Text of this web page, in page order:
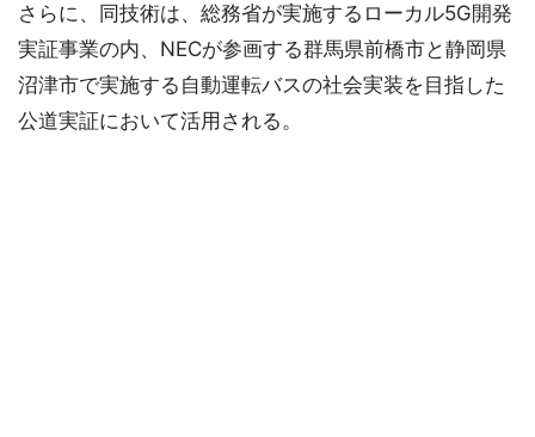
さらに、同技術は、総務省が実施するローカル5G開発
実証事業の内、NECが参画する群馬県前橋市と静岡県
沼津市で実施する自動運転バスの社会実装を目指した
公道実証において活用される。